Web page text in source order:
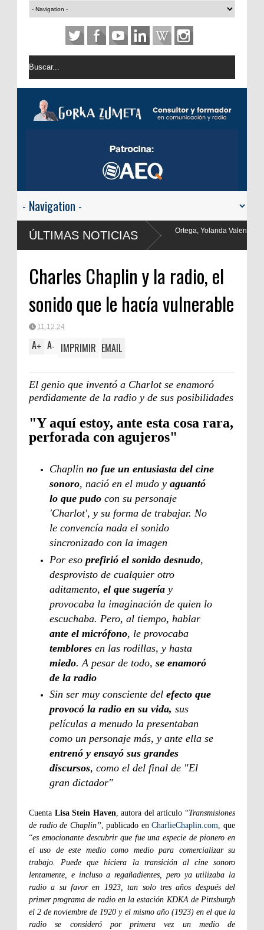
ÚLTIMAS NOTICIAS
Juanma Ortega, Yolanda Valencia y Frank Blanco regresan a
Charles Chaplin y la radio, el
sonido que le hacía vulnerable
11.12.24
A+ A- IMPRIMIR EMAIL
El genio que inventó a Charlot se enamoró
perdidamente de la radio y de sus posibilidades
"Y aquí estoy, ante esta cosa rara,
perforada con agujeros"
Chaplin no fue un entusiasta del cine
sonoro, nació en el mudo y aguantó
lo que pudo con su personaje
'Charlot', y su forma de trabajar. No
le convencía nada el sonido
sincronizado con la imagen
Por eso prefirió el sonido desnudo,
desprovisto de cualquier otro
aditamento, el que sugería y
provocaba la imaginación de quien lo
escuchaba. Pero, al tiempo, hablar
ante el micrófono, le provocaba
temblores en las rodillas, y hasta
miedo. A pesar de todo, se enamoró
de la radio
Sin ser muy consciente del efecto que
provocó la radio en su vida, sus
películas a menudo la presentaban
como un personaje más, y ante ella se
entrenó y ensayó sus grandes
discursos, como el del final de "El
gran dictador"
Cuenta Lisa Stein Haven, autora del artículo “Transmisiones
de radio de Chaplin”, publicado enCharlieChaplin.com, que
“es emocionante descubrir que fue una especie de pionero en
el uso de este medio como medio para comercializar su
trabajo. Puede que hiciera la transición al cine sonoro
lentamente, e incluso a regañadientes, pero ya utilizaba la
radio a su favor en 1923, tan solo tres años después del
primer programa de radio en la estación KDKA de Pittsburgh
el 2 de noviembre de 1920 y el mismo año (1923) en el que la
radio se consideró por primera vez un medio de